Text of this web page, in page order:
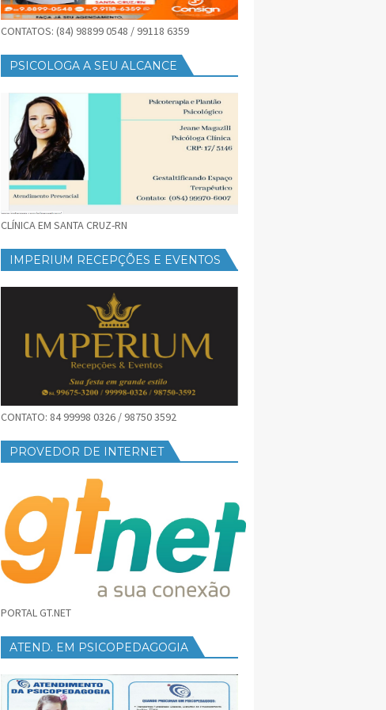
CONTATOS: (84) 98899 0548 / 99118 6359
PSICOLOGA A SEU ALCANCE
CLÍNICA EM SANTA CRUZ-RN
IMPERIUM RECEPÇÕES E EVENTOS
CONTATO: 84 99998 0326 / 98750 3592
PROVEDOR DE INTERNET
PORTAL GT.NET
ATEND. EM PSICOPEDAGOGIA